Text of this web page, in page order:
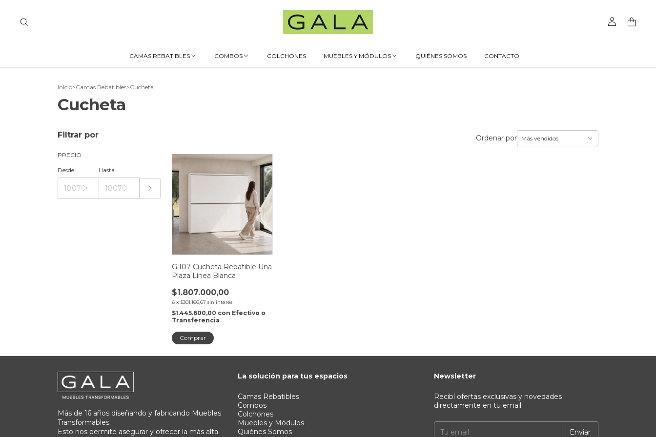
CAMAS REBATIBLES COMBOS COLCHONES MUEBLES Y MÓDULOS QUIÉNES SOMOS CONTACTO
Inicio>Camas Rebatibles>Cucheta
Cucheta
Filtrar por
PRECIO
Desde Hasta
Ordenar por
G.107 Cucheta Rebatible Una
Plaza Línea Blanca
$1.807.000,00
6 x $301.166,67 sin interés
$1.445.600,00 con Efectivo o
Transferencia
Más de 16 años diseñando y fabricando Muebles
Transformables.
Esto nos permite asegurar y ofrecer la más alta
La solución para tus espacios
Camas Rebatibles
Combos
Colchones
Muebles y Módulos
Quiénes Somos
Newsletter
Recibí ofertas exclusivas y novedades
directamente en tu email.